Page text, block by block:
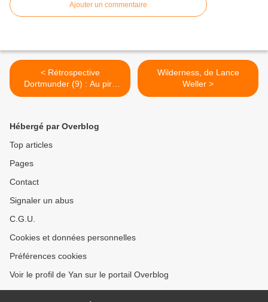
Ajouter un commentaire
< Rétrospective
Dortmunder (9) : Au pire
qu’est-ce qu’on risque ? de
Wilderness, de Lance
Weller >
Hébergé par Overblog
Top articles
Pages
Contact
Signaler un abus
C.G.U.
Cookies et données personnelles
Préférences cookies
Voir le profil de Yan sur le portail Overblog